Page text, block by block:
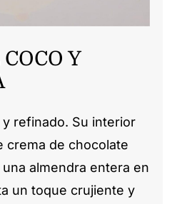
Y
refinado. Su interior
crema de chocolate
almendra entera en
un toque crujiente y